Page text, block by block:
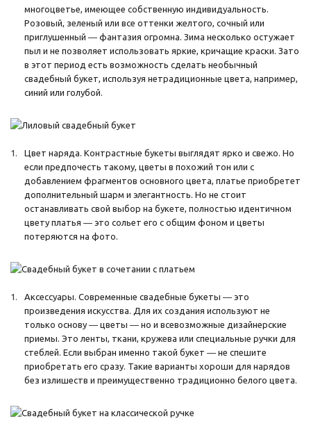
многоцветье, имеющее собственную индивидуальность.
Розовый, зеленый или все оттенки желтого, сочный или
приглушенный ― фантазия огромна. Зима несколько остужает
пыл и не позволяет использовать яркие, кричащие краски. Зато
в этот период есть возможность сделать необычный
свадебный букет, используя нетрадиционные цвета, например,
синий или голубой.
Цвет наряда. Контрастные букеты выглядят ярко и свежо. Но
если предпочесть такому, цветы в похожий тон или с
добавлением фрагментов основного цвета, платье приобретет
дополнительный шарм и элегантность. Но не стоит
останавливать свой выбор на букете, полностью идентичном
цвету платья ― это сольет его с общим фоном и цветы
потеряются на фото.
Аксессуары. Современные свадебные букеты ― это
произведения искусства. Для их создания используют не
только основу ― цветы ― но и всевозможные дизайнерские
приемы. Это ленты, ткани, кружева или специальные ручки для
стеблей. Если выбран именно такой букет ― не спешите
приобретать его сразу. Такие варианты хороши для нарядов
без излишеств и преимущественно традиционно белого цвета.